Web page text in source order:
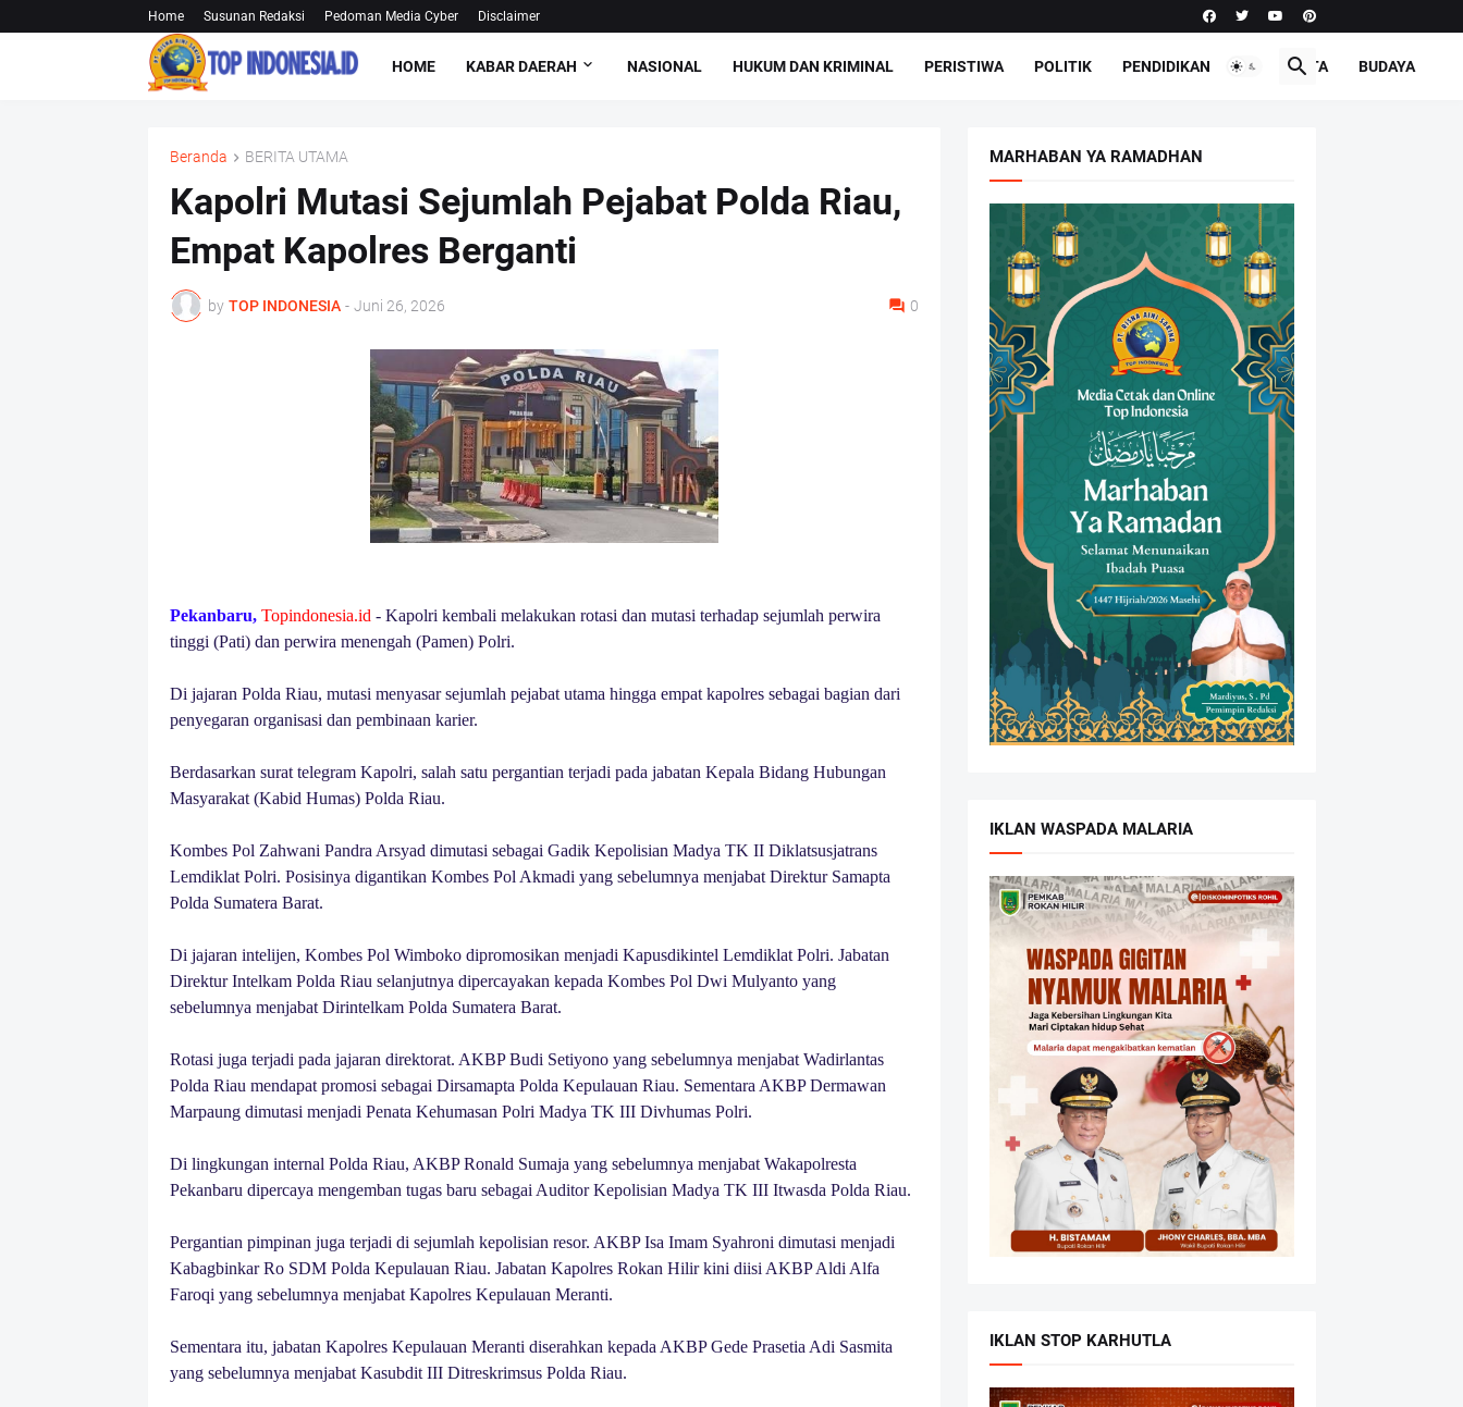
Home Susunan Redaksi Pedoman Media Cyber Disclaimer
HOME KABAR DAERAH NASIONAL HUKUM DAN KRIMINAL PERISTIWA POLITIK PENDIDIKAN PARIWISATA BUDAYA
Beranda BERITA UTAMA
Kapolri Mutasi Sejumlah Pejabat Polda Riau,
Empat Kapolres Berganti
by TOP INDONESIA - Juni 26, 2026 0
Pekanbaru, Topindonesia.id - Kapolri kembali melakukan rotasi dan mutasi terhadap sejumlah perwira
tinggi (Pati) dan perwira menengah (Pamen) Polri.
Di jajaran Polda Riau, mutasi menyasar sejumlah pejabat utama hingga empat kapolres sebagai bagian dari
penyegaran organisasi dan pembinaan karier.
Berdasarkan surat telegram Kapolri, salah satu pergantian terjadi pada jabatan Kepala Bidang Hubungan
Masyarakat (Kabid Humas) Polda Riau.
Kombes Pol Zahwani Pandra Arsyad dimutasi sebagai Gadik Kepolisian Madya TK II Diklatsusjatrans
Lemdiklat Polri. Posisinya digantikan Kombes Pol Akmadi yang sebelumnya menjabat Direktur Samapta
Polda Sumatera Barat.
Di jajaran intelijen, Kombes Pol Wimboko dipromosikan menjadi Kapusdikintel Lemdiklat Polri. Jabatan
Direktur Intelkam Polda Riau selanjutnya dipercayakan kepada Kombes Pol Dwi Mulyanto yang
sebelumnya menjabat Dirintelkam Polda Sumatera Barat.
Rotasi juga terjadi pada jajaran direktorat. AKBP Budi Setiyono yang sebelumnya menjabat Wadirlantas
Polda Riau mendapat promosi sebagai Dirsamapta Polda Kepulauan Riau. Sementara AKBP Dermawan
Marpaung dimutasi menjadi Penata Kehumasan Polri Madya TK III Divhumas Polri.
Di lingkungan internal Polda Riau, AKBP Ronald Sumaja yang sebelumnya menjabat Wakapolresta
Pekanbaru dipercaya mengemban tugas baru sebagai Auditor Kepolisian Madya TK III Itwasda Polda Riau.
Pergantian pimpinan juga terjadi di sejumlah kepolisian resor. AKBP Isa Imam Syahroni dimutasi menjadi
Kabagbinkar Ro SDM Polda Kepulauan Riau. Jabatan Kapolres Rokan Hilir kini diisi AKBP Aldi Alfa
Faroqi yang sebelumnya menjabat Kapolres Kepulauan Meranti.
Sementara itu, jabatan Kapolres Kepulauan Meranti diserahkan kepada AKBP Gede Prasetia Adi Sasmita
yang sebelumnya menjabat Kasubdit III Ditreskrimsus Polda Riau.
MARHABAN YA RAMADHAN
IKLAN WASPADA MALARIA
IKLAN STOP KARHUTLA